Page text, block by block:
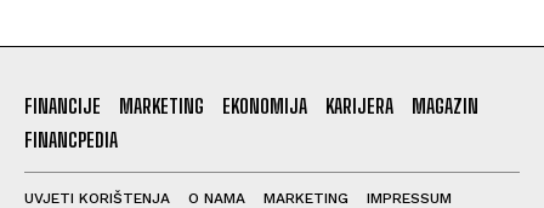
FINANCIJE MARKETING EKONOMIJA KARIJERA
MAGAZIN
FINANCPEDIA
UVJETI KORIŠTENJA O NAMA MARKETING
IMPRESSUM